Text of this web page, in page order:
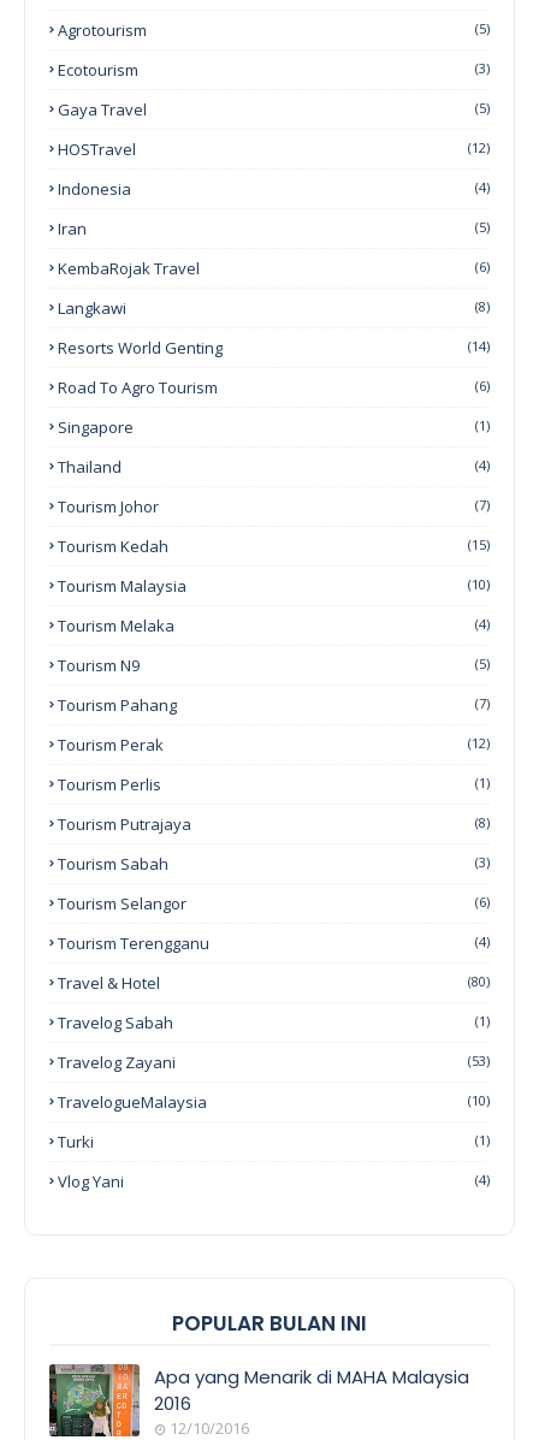
Agrotourism
(5)
Ecotourism (3)
Gaya Travel (5)
HOSTravel (12)
Indonesia (4)
Iran (5)
KembaRojak Travel (6)
Langkawi (8)
Resorts World Genting (14)
Road To Agro Tourism (6)
Singapore (1)
Thailand (4)
Tourism Johor (7)
Tourism Kedah (15)
Tourism Malaysia (10)
Tourism Melaka (4)
Tourism N9 (5)
Tourism Pahang (7)
Tourism Perak (12)
Tourism Perlis (1)
Tourism Putrajaya (8)
Tourism Sabah (3)
Tourism Selangor (6)
Tourism Terengganu (4)
Travel & Hotel (80)
Travelog Sabah (1)
Travelog Zayani (53)
TravelogueMalaysia (10)
Turki (1)
Vlog Yani (4)
POPULAR BULAN INI
Apa yang Menarik di MAHA Malaysia
2016
12/10/2016